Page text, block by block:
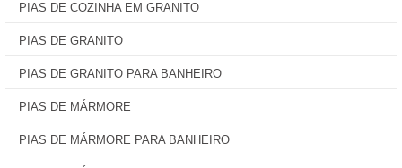
PIAS DE COZINHA EM GRANITO
PIAS DE GRANITO
PIAS DE GRANITO PARA BANHEIRO
PIAS DE MÁRMORE
PIAS DE MÁRMORE PARA BANHEIRO